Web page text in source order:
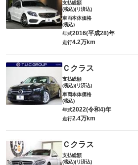
支払総額
(税込)(リ済込)
車両本体価格
(税込)
年式2016(平成28)年
走行4.2万km
Ｃクラス
支払総額
(税込)(リ済込)
車両本体価格
(税込)
年式2022(令和4)年
走行2.4万km
Ｃクラス
支払総額
(税込)(リ済込)